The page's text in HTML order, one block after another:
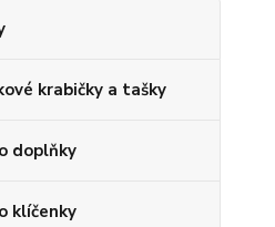
krabičky a tašky
doplňky
klíčenky